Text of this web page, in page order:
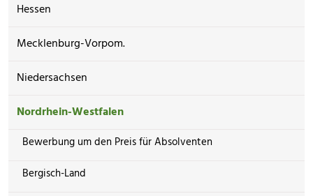
Hessen
Mecklenburg-Vorpom.
Niedersachsen
Nordrhein-Westfalen
Bewerbung um den Preis für Absolventen
Bergisch-Land